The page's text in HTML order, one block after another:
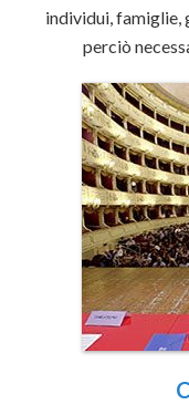
individui, famiglie,
perciò